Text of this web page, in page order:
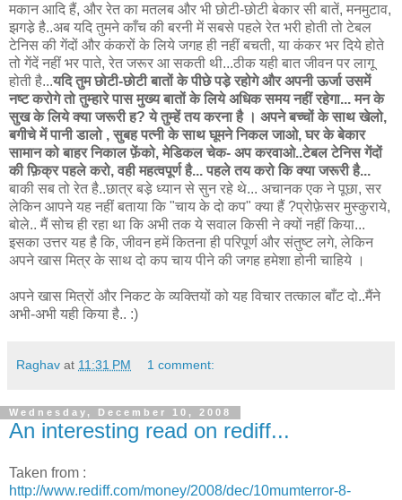
मकान आदि हैं, और रेत का मतलब और भी छोटी-छोटी बेकार सी बातें, मनमुटाव,
झगडे़ है..अब यदि तुमने काँच की बरनी में सबसे पहले रेत भरी होती तो टेबल
टेनिस की गेंदों और कंकरों के लिये जगह ही नहीं बचती, या कंकर भर दिये होते
तो गेंदें नहीं भर पाते, रेत जरूर आ सकती थी...ठीक यही बात जीवन पर लागू
होती है...यदि तुम छोटी-छोटी बातों के पीछे पडे़ रहोगे और अपनी ऊर्जा उसमें
नष्ट करोगे तो तुम्हारे पास मुख्य बातों के लिये अधिक समय नहीं रहेगा... मन के
सुख के लिये क्या जरूरी ह? ये तुम्हें तय करना है । अपने बच्चों के साथ खेलो,
बगीचे में पानी डालो , सुबह पत्नी के साथ घूमने निकल जाओ, घर के बेकार
सामान को बाहर निकाल फ़ेंको, मेडिकल चेक- अप करवाओ..टेबल टेनिस गेंदों
की फ़िक्र पहले करो, वही महत्वपूर्ण है... पहले तय करो कि क्या जरूरी है...
बाकी सब तो रेत है..छात्र बडे़ ध्यान से सुन रहे थे... अचानक एक ने पूछा, सर
लेकिन आपने यह नहीं बताया कि "चाय के दो कप" क्या हैं ?प्रोफ़ेसर मुस्कुराये,
बोले.. मैं सोच ही रहा था कि अभी तक ये सवाल किसी ने क्यों नहीं किया...
इसका उत्तर यह है कि, जीवन हमें कितना ही परिपूर्ण और संतुष्ट लगे, लेकिन
अपने खास मित्र के साथ दो कप चाय पीने की जगह हमेशा होनी चाहिये ।
अपने खास मित्रों और निकट के व्यक्तियों को यह विचार तत्काल बाँट दो..मैंने
अभी-अभी यही किया है.. :)
Raghav at 11:31 PM 1 comment:
Wednesday, December 10, 2008
An interesting read on rediff...
Taken from :
http://www.rediff.com/money/2008/dec/10mumterror-8-